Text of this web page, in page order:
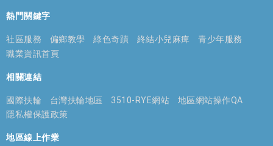
熱門關鍵字
社區服務 偏鄉教學 綠色奇蹟 終結小兒麻痺
青少年服務
職業資訊首頁
相關連結
國際扶輪 台灣扶輪地區 3510-RYE網站
地區網站操作QA
隱私權保護政策
地區線上作業